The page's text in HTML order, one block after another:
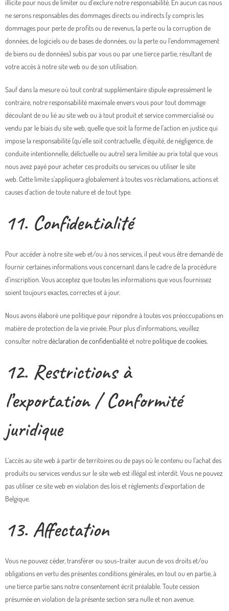
illicite pour nous de limiter ou d’exclure notre responsabilité. En aucun cas nous
ne serons responsables des dommages directs ou indirects (y compris les
dommages pour perte de profits ou de revenus, la perte ou la corruption de
données, de logiciels ou de bases de données, ou la perte ou l’endommagement
de biens ou de données) subis par vous ou par une tierce partie, résultant de
votre accès à notre site web ou de son utilisation.
Sauf dans la mesure où tout contrat supplémentaire stipule expressément le
contraire, notre responsabilité maximale envers vous pour tout dommage
découlant de ou lié au site web ou à tout produit et service commercialisé ou
vendu par le biais du site web, quelle que soit la forme de l’action en justice qui
impose la responsabilité (qu’elle soit contractuelle, d’équité, de négligence, de
conduite intentionnelle, délictuelle ou autre) sera limitée au prix total que vous
nous avez payé pour acheter ces produits ou services ou utiliser le site
web. Cette limite s’appliquera globalement à toutes vos réclamations, actions et
causes d’action de toute nature et de tout type.
11. Confidentialité
Pour accéder à notre site web et/ou à nos services, il peut vous être demandé de
fournir certaines informations vous concernant dans le cadre de la procédure
d’inscription. Vous acceptez que toutes les informations que vous fournissez
soient toujours exactes, correctes et à jour.
Nous avons élaboré une politique pour répondre à toutes vos préoccupations en
matière de protection de la vie privée. Pour plus d’informations, veuillez
consulter notredéclaration de confidentialitéet notre politique de cookies
12. Restrictions à
l’exportation / Conformité
juridique
L’accès au site web à partir de territoires ou de pays où le contenu ou l’achat des
produits ou services vendus sur le site web est illégal est interdit. Vous ne pouvez
pas utiliser ce site web en violation des lois et règlements d’exportation de
Belgique.
13. Affectation
Vous ne pouvez céder, transférer ou sous-traiter aucun de vos droits et/ou
obligations en vertu des présentes conditions générales, en tout ou en partie, à
une tierce partie sans notre consentement écrit préalable. Toute cession
présumée en violation de la présente section sera nulle et non avenue.